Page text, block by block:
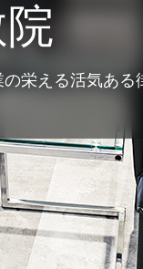
の栄える活気ある